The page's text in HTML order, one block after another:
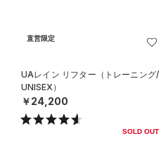
直営限定
UAレイン リフター（トレーニング/
UNISEX）
￥24,200
SOLD OUT